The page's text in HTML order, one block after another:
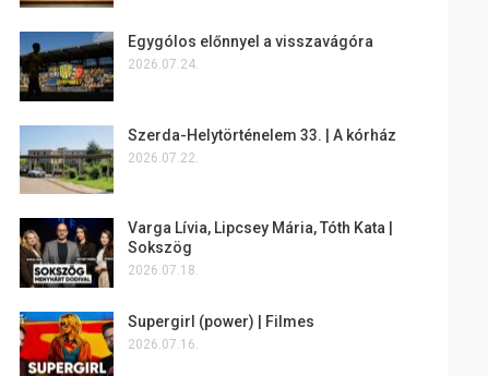
Egygólos előnnyel a visszavágóra
2026.07.24.
Szerda-Helytörténelem 33. | A kórház
2026.07.22.
Varga Lívia, Lipcsey Mária, Tóth Kata |
Sokszög
2026.07.18.
Supergirl (power) | Filmes
2026.07.16.